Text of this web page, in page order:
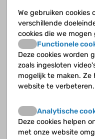
Stel je vraag
Opvolgende
Speelt de ontwikkeling
rol bij buitengewone
We gebruiken cookies
verschillende
cookies die we mogen
Functionele
Deze cookies worden
zoals ingesloten
mogelijk te maken.
website te verbeteren.
Analytische
Deze cookies helpen
met onze website